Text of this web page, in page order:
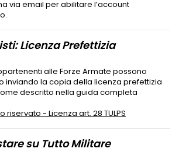
via email per abilitare l’account
Licenza Prefettizia
alle Forze Armate possono
inviando la copia della licenza prefettizia
come descritto nella guida completa
riservato - Licenza art. 28 TULPS
su Tutto Militare